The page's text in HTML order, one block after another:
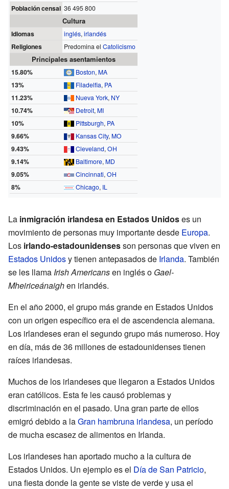
Población censal 36 495 800
Cultura
Idiomas inglés, irlandés
Religiones Predomina el Catolicismo
Principales asentamientos
15.80% Boston, MA
13% Filadelfia, PA
11.23% Nueva York, NY
10.74% Detroit, MI
10% Pittsburgh, PA
9.66% Kansas City, MO
9.43% Cleveland, OH
9.14% Baltimore, MD
9.05% Cincinnati, OH
8% Chicago, IL
La inmigración irlandesa en Estados Unidoses un
movimiento de personas muy importante desde Europa.
Los irlando-estadounidensesson personas que viven en
Estados Unidosy tienen antepasados de Irlanda. También
se les llama Irish Americansen inglés o Gael-
Mheiriceánaighen irlandés.
En el año 2000, el grupo más grande en Estados Unidos
con un origen específico era el de ascendencia alemana.
Los irlandeses eran el segundo grupo más numeroso. Hoy
en día, más de 36 millones de estadounidenses tienen
raíces irlandesas.
Muchos de los irlandeses que llegaron a Estados Unidos
eran católicos. Esta fe les causó problemas y
discriminación en el pasado. Una gran parte de ellos
emigró debido a laGran hambruna irlandesa, un período
de mucha escasez de alimentos en Irlanda.
Los irlandeses han aportado mucho a la cultura de
Estados Unidos. Un ejemplo es el Día de San Patricio,
una fiesta donde la gente se viste de verde y usa el